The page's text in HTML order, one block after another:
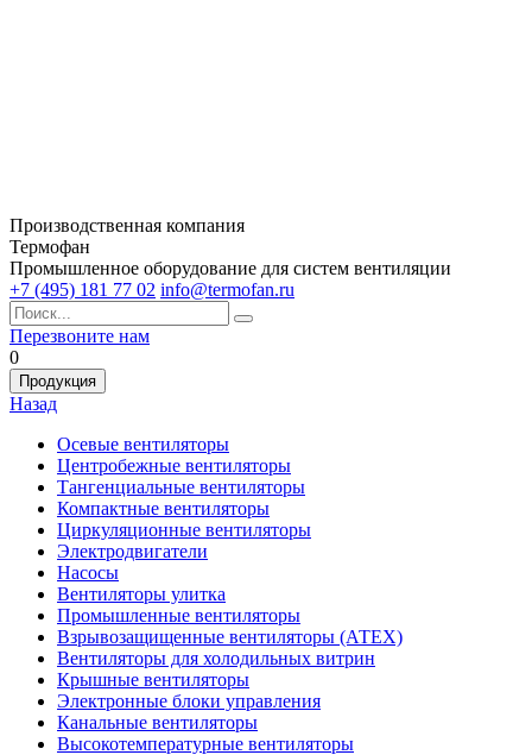
Производственная компания
Термофан
Промышленное оборудование для систем вентиляции
+7 (495) 181 77 02 info@termofan.ru
Перезвоните нам
0
Продукция
Назад
Осевые вентиляторы
Центробежные вентиляторы
Тангенциальные вентиляторы
Компактные вентиляторы
Циркуляционные вентиляторы
Электродвигатели
Насосы
Вентиляторы улитка
Промышленные вентиляторы
Взрывозащищенные вентиляторы (АТЕХ)
Вентиляторы для холодильных витрин
Крышные вентиляторы
Электронные блоки управления
Канальные вентиляторы
Высокотемпературные вентиляторы